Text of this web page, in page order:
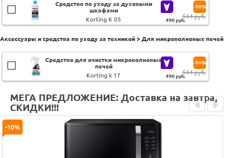
Средство по уходу за духовыми
шкафами
Korting K 05
490руб.
544 руб.
-10%
Аксессуары и средства по уходу за техникой > Для микроволновых печей
Средство для очистки микроволновых
печей
Korting k 17
490руб.
544 руб.
-10%
МЕГА ПРЕДЛОЖЕНИЕ: Доставка на завтра,
СКИДКИ!!!
-10%
Prev Next